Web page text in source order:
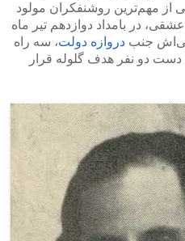
از مهم‌ترین روشنفکران مولود
عشقی، در بامداد دوازدهم تیر ماه
دروازه دولت، سه راه
دست دو نفر هدف گلوله قرار